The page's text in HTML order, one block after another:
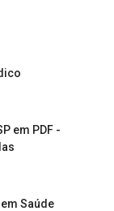
em PDF -
Saúde